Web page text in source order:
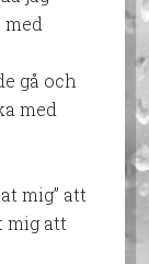
gå och
med
mig” att
mig att